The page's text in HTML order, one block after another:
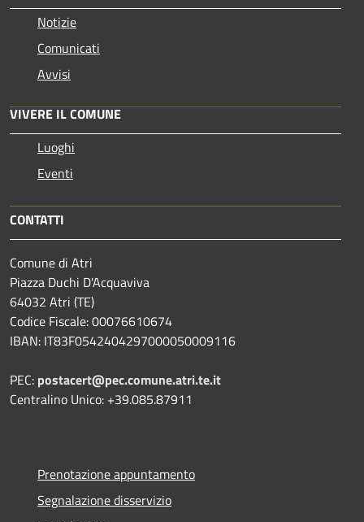
Notizie
Comunicati
Avvisi
VIVERE IL COMUNE
Luoghi
Eventi
CONTATTI
Comune di Atri
Piazza Duchi D'Acquaviva
64032 Atri (TE)
Codice Fiscale: 00076610674
IBAN: IT83F0542404297000050009116
PEC: postacert@pec.comune.atri.te.it
Centralino Unico: +39.085.87911
Prenotazione appuntamento
Segnalazione disservizio